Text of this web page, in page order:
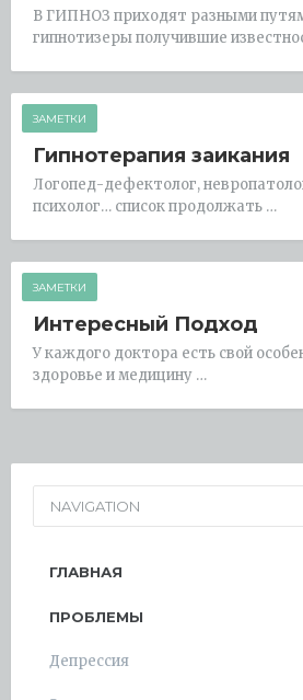
В ГИПНОЗ приходят разными
гипнотизеры получившие
ЗАМЕТКИ
Гипнотерапия заикания
Логопед-дефектолог,
психолог… список продолжать …
ЗАМЕТКИ
Интересный Подход
У каждого доктора есть свой
здоровье и медицину …
NAVIGATION
ГЛАВНАЯ
ПРОБЛЕМЫ
Депрессия